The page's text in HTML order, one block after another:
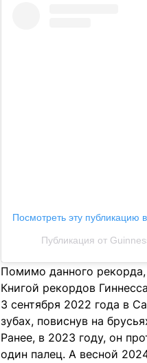
Посмотреть эту публикацию
Публикация от
Помимо данного
Книгой рекордов
3 сентября 2022 года в
зубах, повиснув на
Ранее, в 2023 году, он
один палец. А весной